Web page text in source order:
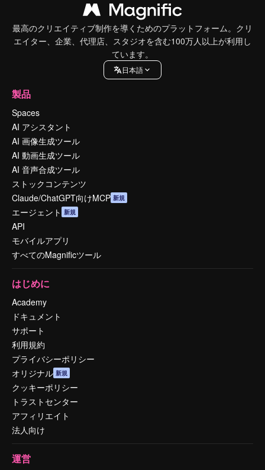
最高のクリエイティブ制作を導くためのプラットフォーム。クリ
エイター、企業、代理店、スタジオを含む100万人以上が利用し
ています。
日本語
製品
Spaces
AI アシスタント
AI 画像生成ツール
AI 動画生成ツール
AI 音声合成ツール
ストックコンテンツ
Claude/ChatGPT向けMCP 新規
エージェント 新規
API
モバイルアプリ
すべてのMagnificツール
はじめに
Academy
ドキュメント
サポート
利用規約
プライバシーポリシー
オリジナル 新規
クッキーポリシー
トラストセンター
アフィリエイト
法人向け
運営